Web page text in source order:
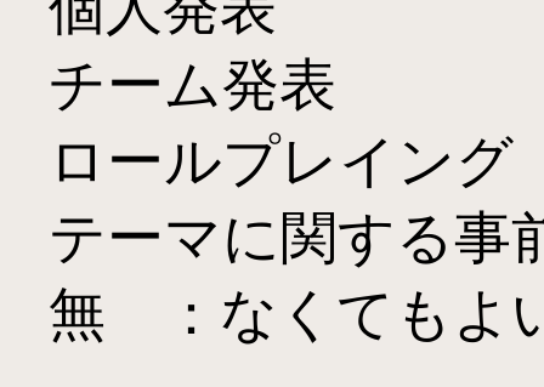
チーム発表　
ロールプレイン
テーマに関する事
無　：なくても